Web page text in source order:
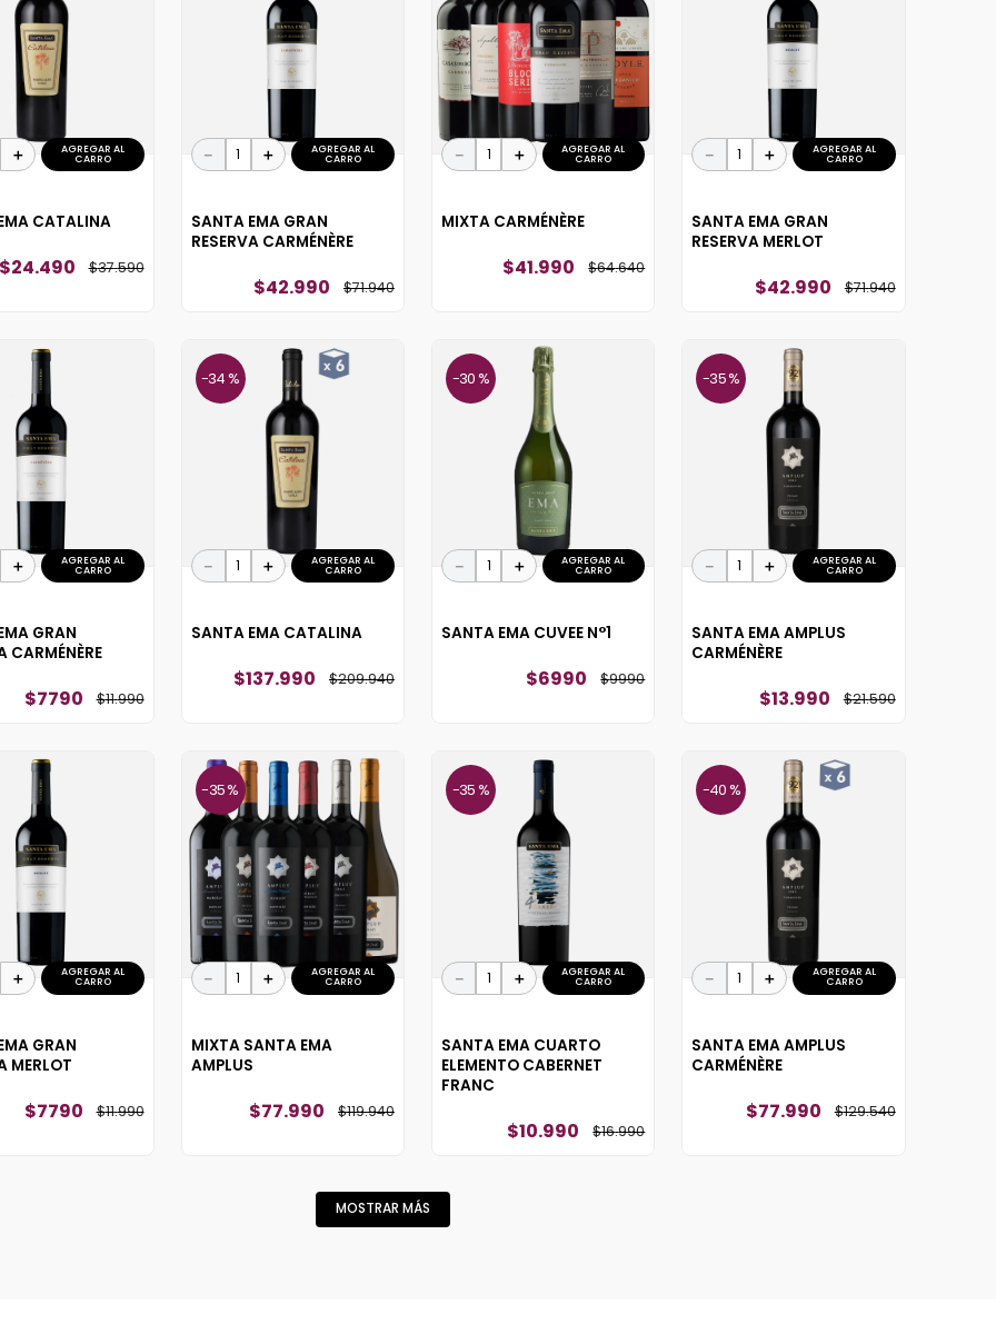
＋ AGREGAR AL
CARRO
CATALINA
$24.490 $37.590
＋
－ AGREGAR AL
CARRO
SANTA EMA GRAN
RESERVA CARMÉNÈRE
$42.990 $71.940
＋
－ AGREGAR AL
CARRO
MIXTA CARMÉNÈRE
$41.990 $64.640
＋
－ AGREGAR AL
CARRO
SANTA EMA GRAN
RESERVA MERLOT
$42.990 $71.940
＋ AGREGAR AL
CARRO
GRAN
CARMÉNÈRE
$7790 $11.990
34 %
＋
－ AGREGAR AL
CARRO
SANTA EMA CATALINA
$137.990 $209.940
30 %
＋
－ AGREGAR AL
CARRO
SANTA EMA CUVEE N°1
$6990 $9990
35 %
＋
－ AGREGAR AL
CARRO
SANTA EMA AMPLUS
CARMÉNÈRE
$13.990 $21.590
＋ AGREGAR AL
CARRO
GRAN
MERLOT
$7790 $11.990
35 %
＋
－ AGREGAR AL
CARRO
MIXTA SANTA EMA
AMPLUS
$77.990 $119.940
35 %
＋
－ AGREGAR AL
CARRO
SANTA EMA CUARTO
ELEMENTO CABERNET
FRANC
$10.990 $16.990
40 %
＋
－ AGREGAR AL
CARRO
SANTA EMA AMPLUS
CARMÉNÈRE
$77.990 $129.540
MOSTRAR MÁS